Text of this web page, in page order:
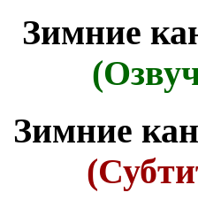
Зимние
Зимние